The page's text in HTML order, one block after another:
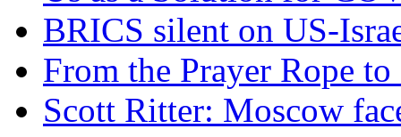
BRICS silent on US-
From the Prayer Rope
Scott Ritter: Moscow